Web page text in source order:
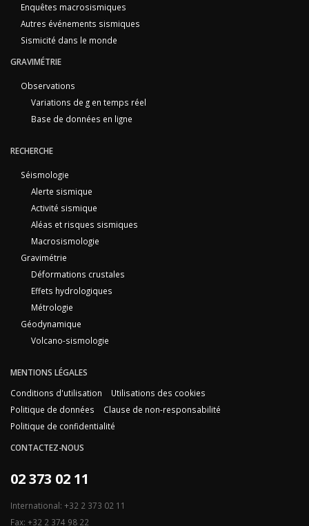
Enquêtes macrosismiques
Autres événements sismiques
Sismicité dans le monde
GRAVIMÉTRIE
Observations
Variations de g en temps réel
Base de données en ligne
RECHERCHE
Séismologie
Alerte sismique
Activité sismique
Aléas et risques sismiques
Macrosismologie
Gravimétrie
Déformations crustales
Effets hydrologiques
Métrologie
Géodynamique
Volcano-sismologie
MENTIONS LÉGALES
Conditions d'utilisation
Utilisations des cookies
Politique de données
Clause de non-responsabilité
Politique de confidentialité
CONTACTEZ-NOUS
02 373 02 11
International: +32 2 373 02 11
Fax: +32 2 374 98 22